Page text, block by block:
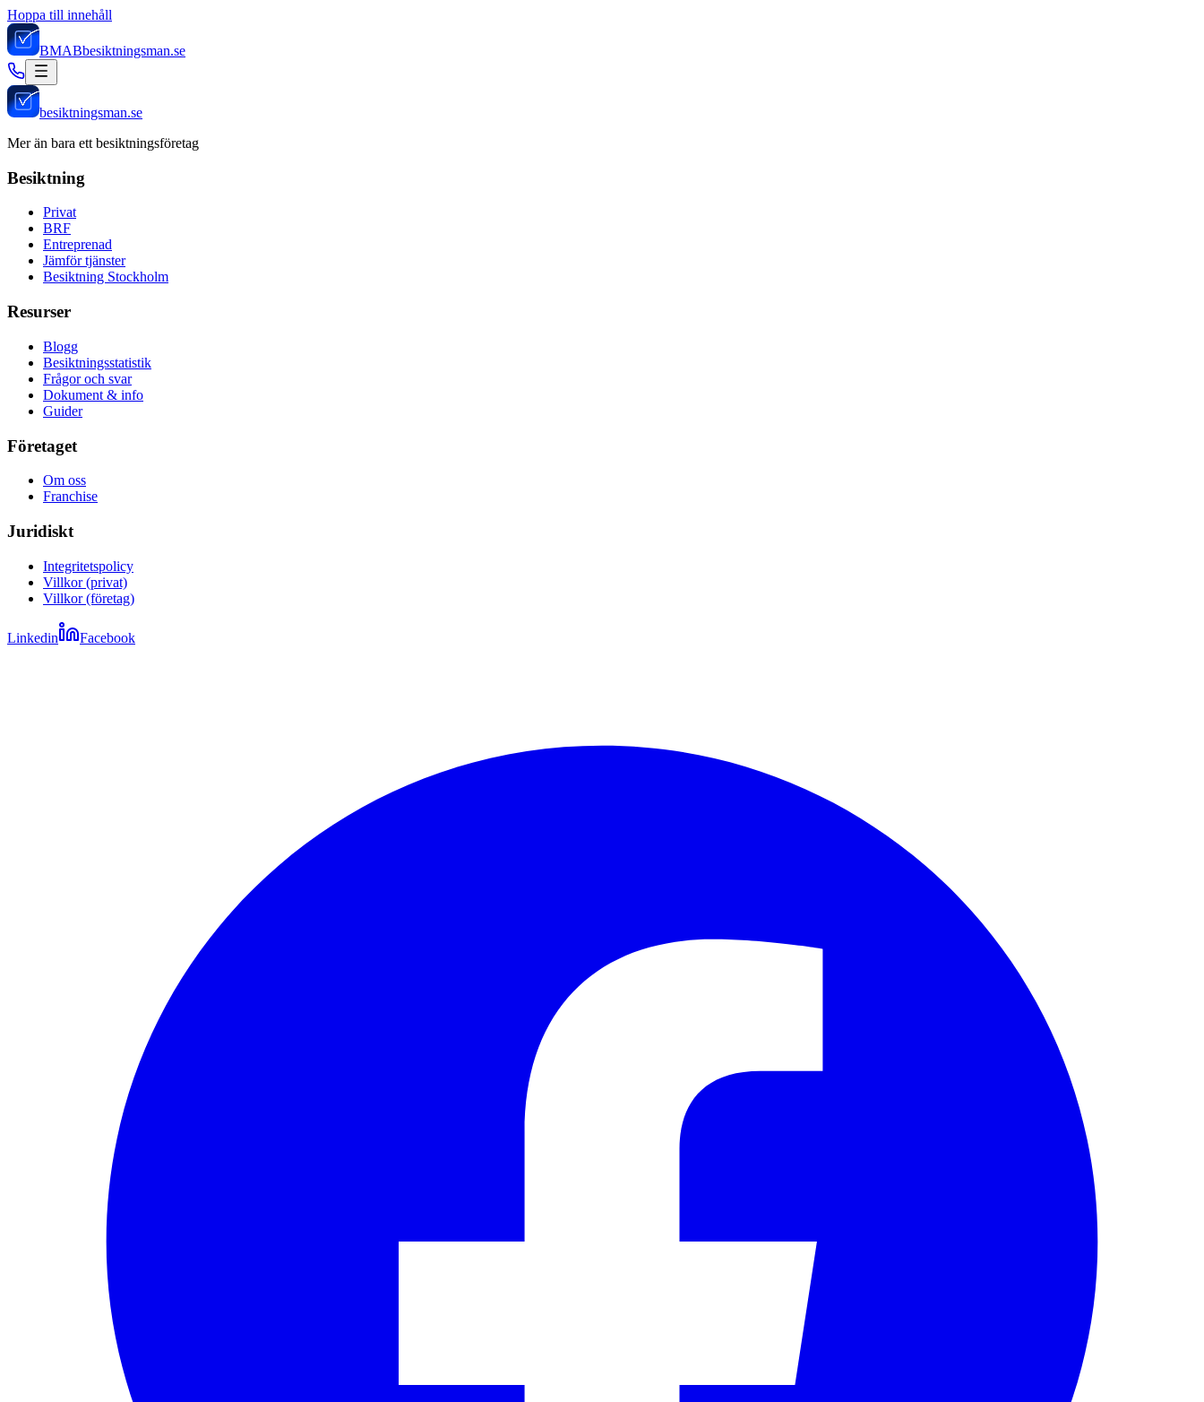
Hoppa till innehåll
BMABbesiktningsman.se
besiktningsman.se
Mer än bara ett besiktningsföretag
Besiktning
Privat
BRF
Entreprenad
Jämför tjänster
Besiktning Stockholm
Resurser
Blogg
Besiktningsstatistik
Frågor och svar
Dokument & info
Guider
Företaget
Om oss
Franchise
Juridiskt
Integritetspolicy
Villkor (privat)
Villkor (företag)
Linkedin Facebook